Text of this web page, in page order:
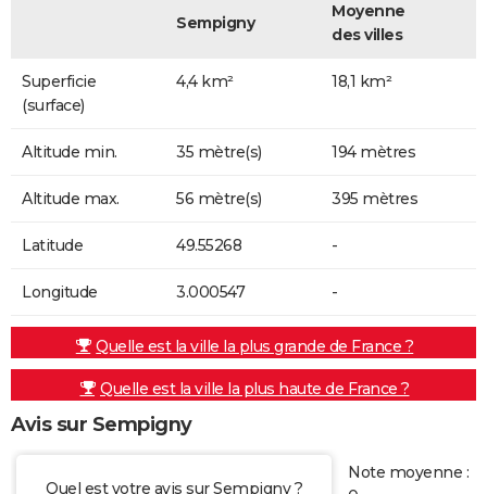
Sempigny
Moyenne
des villes
Superficie
(surface)
4,4 km² 18,1 km²
Altitude min. 35 mètre(s) 194 mètres
Altitude max. 56 mètre(s) 395 mètres
Latitude 49.55268 -
Longitude 3.000547 -
Quelle est la ville la plus grande de France ?
Quelle est la ville la plus haute de France ?
Avis sur Sempigny
Quel est votre avis sur Sempigny ?
Note moyenne :